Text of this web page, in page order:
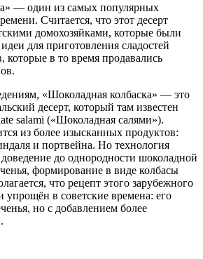
— один из самых популярных
Считается, что этот десерт
домохозяйками, которые были
для приготовления сладостей
которые в то время продавались
«Шоколадная колбаска» — это
десерт, который там известен
salami («Шоколадная салями»).
из более изысканных продуктов:
и портвейна. Но технология
до однородности шоколадной
формирование в виде колбасы
что рецепт этого зарубежного
упрощён в советские времена: его
но с добавлением более